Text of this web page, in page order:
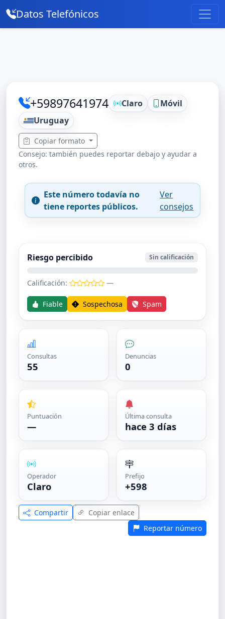
Datos Telefónicos
+59897641974 Claro
Móvil
Uruguay
Copiar formato
Consejo: también puedes reportar debajo y ayudar a
otros.
Este número todavía no
tiene reportes públicos.
Ver
consejos
Riesgo percibido Sin calificación
Calificación: —
Fiable Sospechosa Spam
Consultas
55
Denuncias
0
Puntuación
—
Última consulta
hace 3 días
Operador
Claro
Prefijo
+598
Compartir
Copiar enlace
Reportar número